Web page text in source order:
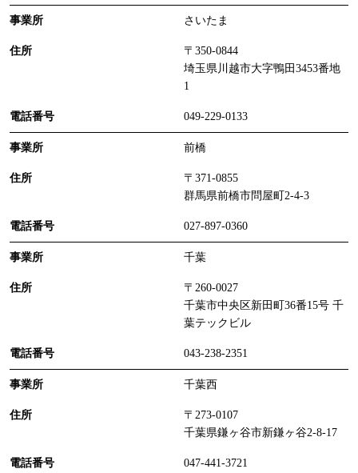
さいたま
〒350-0844
埼玉県川越市大字鴨田3453番地
1
049-229-0133
前橋
〒371-0855
群馬県前橋市問屋町2-4-3
027-897-0360
千葉
〒260-0027
千葉市中央区新田町36番15号 千
葉テックビル
043-238-2351
千葉西
〒273-0107
千葉県鎌ヶ谷市新鎌ヶ谷2-8-17
047-441-3721